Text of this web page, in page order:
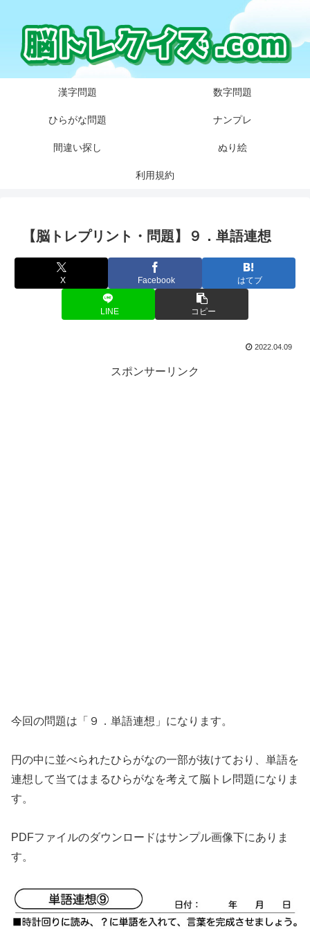
漢字問題 数字問題
ひらがな問題 ナンプレ
間違い探し ぬり絵
利用規約
【脳トレプリント・問題】９．単語連想
X Facebook はてブ
LINE コピー
2022.04.09
スポンサーリンク
今回の問題は「９．単語連想」になります。
円の中に並べられたひらがなの一部が抜けており、単語を
連想して当てはまるひらがなを考えて脳トレ問題になりま
す。
PDFファイルのダウンロードはサンプル画像下にありま
す。